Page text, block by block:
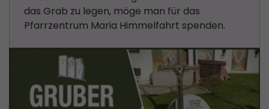
das Grab zu legen, möge man für das
Pfarrzentrum Maria Himmelfahrt spenden.